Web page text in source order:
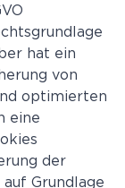
hat ein
von
optimierten
eine
der
Grundlage